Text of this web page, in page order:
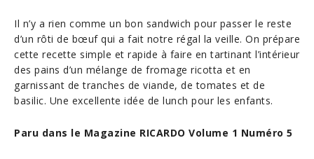
Il n’y a rien comme un bon sandwich pour passer le reste
d’un rôti de bœuf qui a fait notre régal la veille. On prépare
cette recette simple et rapide à faire en tartinant l’intérieur
des pains d’un mélange de fromage ricotta et en
garnissant de tranches de viande, de tomates et de
basilic. Une excellente idée de lunch pour les enfants.
Paru dans le Magazine RICARDO Volume 1 Numéro 5